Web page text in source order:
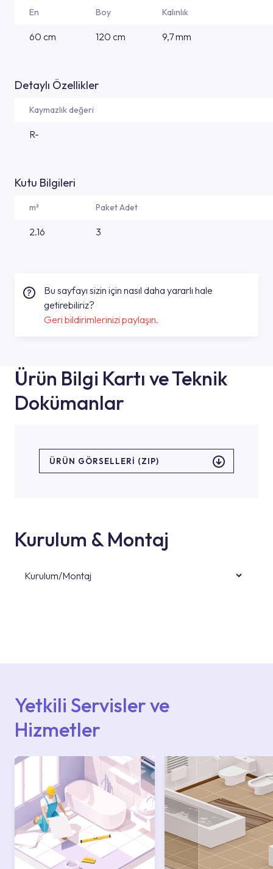
En Boy Kalınlık
60 cm 120 cm 9,7 mm
Detaylı Özellikler
Kaymazlık değeri
R-
Kutu Bilgileri
m² Paket Adet
2.16 3
Bu sayfayı sizin için nasıl daha yararlı hale
getirebiliriz?
Geri bildirimlerinizi paylaşın.
Ürün Bilgi Kartı ve Teknik
Dokümanlar
ÜRÜN GÖRSELLERI (ZIP)
Kurulum & Montaj
Kurulum/Montaj
Yetkili Servisler ve
Hizmetler